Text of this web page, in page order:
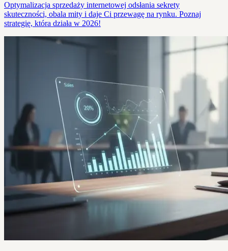
Optymalizacja sprzedaży internetowej odsłania sekrety
skuteczności, obala mity i daje Ci przewagę na rynku. Poznaj
strategię, która działa w 2026!